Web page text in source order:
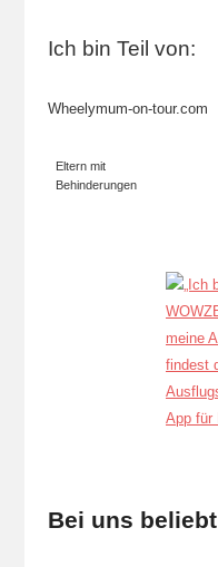
Ich bin Teil von:
Wheelymum-on-tour.com
Eltern mit
Behinderungen
Bei uns beliebt